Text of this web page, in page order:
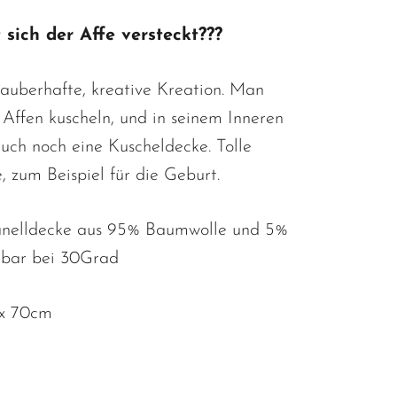
der Affe versteckt???
kreative Kreation. Man
kuscheln, und in seinem Inneren
noch eine Kuscheldecke. Tolle
zum Beispiel für die Geburt.
aus 95% Baumwolle und 5%
bei 30Grad
70cm